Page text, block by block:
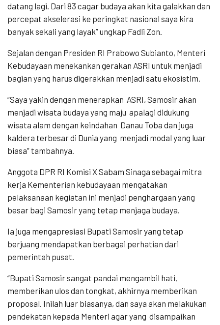
datang lagi. Dari 83 cagar budaya akan kita galakkan dan
percepat akselerasi ke peringkat nasional saya kira
banyak sekali yang layak” ungkap Fadli Zon.
Sejalan dengan Presiden RI Prabowo Subianto, Menteri
Kebudayaan menekankan gerakan ASRI untuk menjadi
bagian yang harus digerakkan menjadi satu ekosistim.
“Saya yakin dengan menerapkan ASRI, Samosir akan
menjadi wisata budaya yang maju apalagi didukung
wisata alam dengan keindahan Danau Toba dan juga
kaldera terbesar di Dunia yang menjadi modal yang luar
biasa” tambahnya.
Anggota DPR RI Komisi X Sabam Sinaga sebagai mitra
kerja Kementerian kebudayaan mengatakan
pelaksanaan kegiatan ini menjadi penghargaan yang
besar bagi Samosir yang tetap menjaga budaya.
Ia juga mengapresiasi Bupati Samosir yang tetap
berjuang mendapatkan berbagai perhatian dari
pemerintah pusat.
“Bupati Samosir sangat pandai mengambil hati,
memberikan ulos dan tongkat, akhirnya memberikan
proposal. Inilah luar biasanya, dan saya akan melakukan
pendekatan kepada Menteri agar yang disampaikan